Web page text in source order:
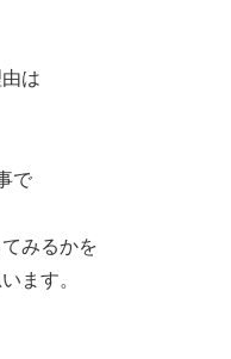
は
で
みるかを
ます。